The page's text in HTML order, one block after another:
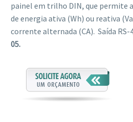
painel em trilho DIN, que permite
de energia ativa (Wh) ou reativa
corrente alternada (CA). Saída RS-
05.